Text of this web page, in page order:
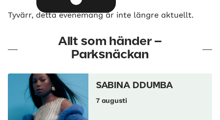
Tyvärr, detta evenemang är inte längre aktuellt.
Allt som händer –
Parksnäckan
SABINA DDUMBA
7 augusti